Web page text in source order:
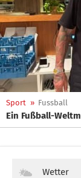
Sport » Fussball
Ein Fußball-
Wetter